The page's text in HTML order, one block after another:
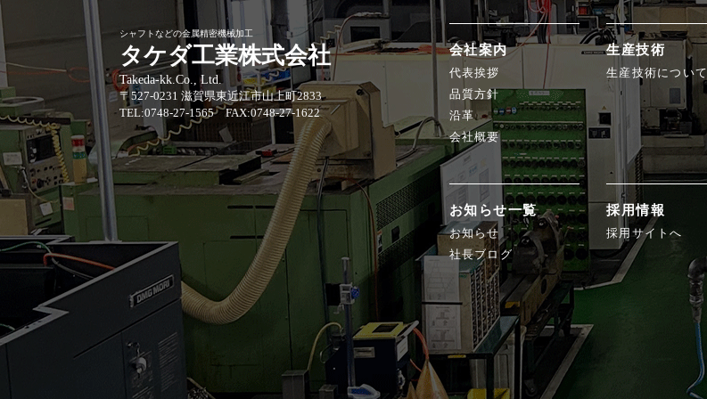
シャフトなどの金属精密機械加工
タケダ工業株式会社
Takeda-kk.Co., Ltd.
〒527-0231 滋賀県東近江市山上町2833
TEL:0748-27-1565 FAX:0748-27-1622
会社案内
代表挨拶
品質方針
沿革
会社概要
お知らせ一覧
お知らせ
社長ブログ
生産技術
生産技術について
採用情報
採用サイトへ